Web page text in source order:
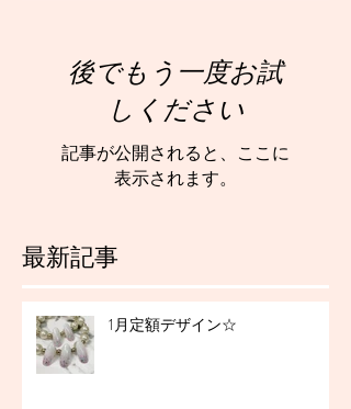
最新記事
後でもう一度お試
しください
記事が公開されると、ここに
表示されます。
1月定額デザイン☆